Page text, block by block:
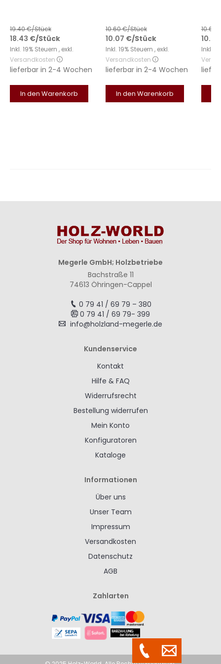
19.40€/Stück
18.43 €/Stück
Inkl. 19% Steuern , exkl.
Versandkosten
lieferbar in 2-4 Wochen
In den Warenkorb
10.60€/Stück
10.07 €/Stück
Inkl. 19% Steuern , exkl.
Versandkosten
lieferbar in 2-4 Wochen
In den Warenkorb
10.60
10.07
Inkl.
Megerle GmbH; Holzbetriebe
Bachstraße 11
74613 Öhringen-Cappel
0 79 41 / 69 79 – 380
0 79 41 / 69 79- 399
info@holzland-megerle.de
Kundenservice
Kontakt
Hilfe & FAQ
Widerrufsrecht
Bestellung widerrufen
Mein Konto
Konfiguratoren
Kataloge
Informationen
Über uns
Unser Team
Impressum
Versandkosten
Datenschutz
AGB
Zahlarten